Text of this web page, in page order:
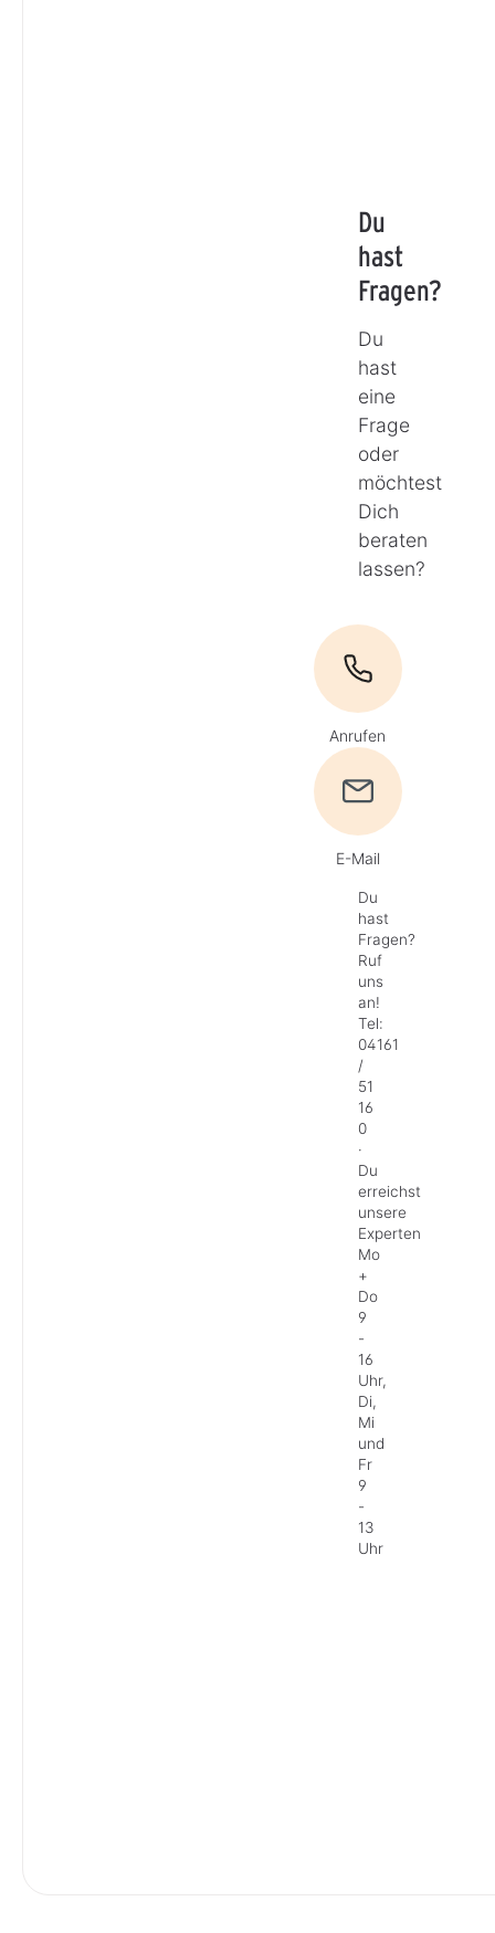
Du
hast
Fragen?
Du
hast
eine
Frage
oder
möchtest
Dich
beraten
lassen?
Anrufen
E-Mail
Du
hast
Fragen?
Ruf
uns
an!
Tel:
04161
/
51
16
0
·
Du
erreichst
unsere
Experten
Mo
+
Do
9
-
16
Uhr,
Di,
Mi
und
Fr
9
-
13
Uhr